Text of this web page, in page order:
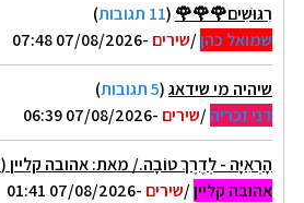
רִגּוּשִׁים🌹🌹🌹 (11 תגובות
)
שמואל כהן/שירים -07/08/2026 07:48
שיהיה מי שידאג(5 תגובות
)
דני זכריה/שירים -07/08/2026 06:39
הָרְאִיָּה - לְדֶרֶךְ טוֹבָה./ מאת: אהובה קליין (c)
אהובה קליין/שירים -07/08/2026 01:41